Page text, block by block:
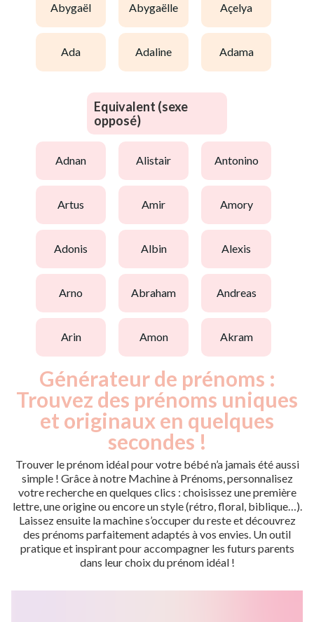
abygaël abygaëlle açelya
ada adaline adama
Equivalent (sexe
opposé)
adnan alistair antonino
artus amir amory
adonis albin alexis
arno abraham andreas
arin amon akram
Générateur de prénoms :
Trouvez des prénoms uniques
et originaux en quelques
secondes !
Trouver le prénom idéal pour votre bébé n’a jamais été aussi
simple ! Grâce à notre Machine à Prénoms, personnalisez
votre recherche en quelques clics : choisissez une première
lettre, une origine ou encore un style (rétro, floral, biblique…).
Laissez ensuite la machine s’occuper du reste et découvrez
des prénoms parfaitement adaptés à vos envies. Un outil
pratique et inspirant pour accompagner les futurs parents
dans leur choix du prénom idéal !